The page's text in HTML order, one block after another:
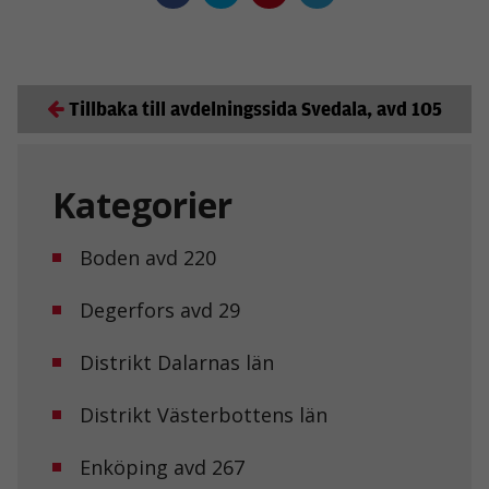
Tillbaka till avdelningssida Svedala, avd 105
Kategorier
Boden avd 220
Degerfors avd 29
Distrikt Dalarnas län
Distrikt Västerbottens län
Enköping avd 267